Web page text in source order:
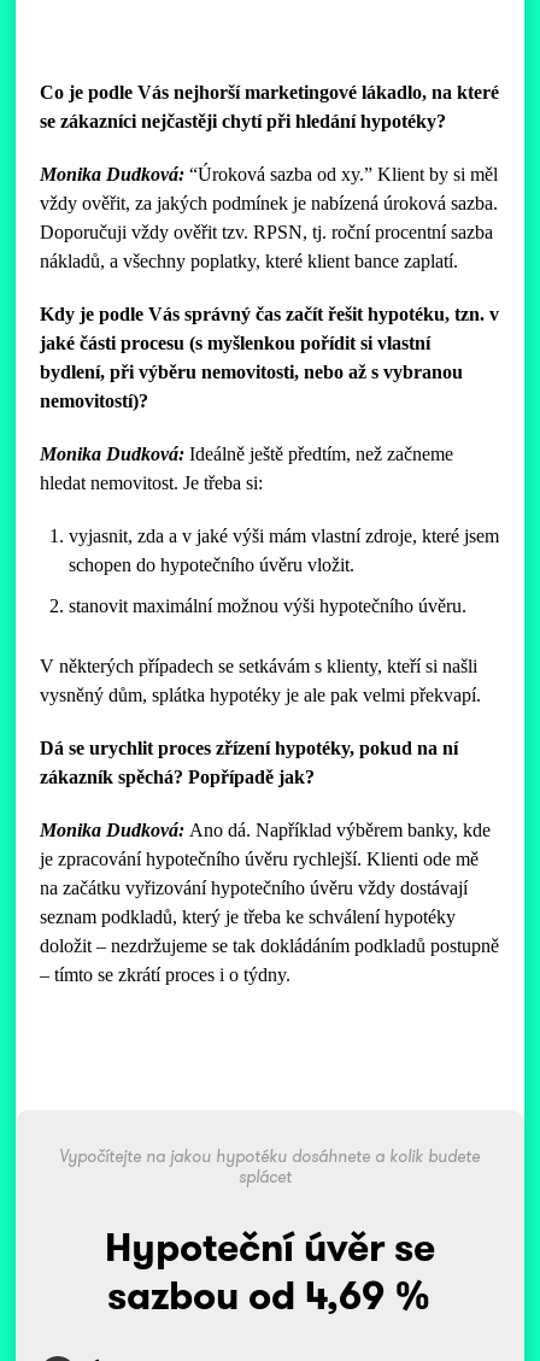
Co je podle Vás nejhorší marketingové lákadlo, na které
se zákazníci nejčastěji chytí při hledání hypotéky?
Monika Dudková:“Úroková sazba od xy.” Klient by si měl
vždy ověřit, za jakých podmínek je nabízená úroková sazba.
Doporučuji vždy ověřit tzv. RPSN, tj. roční procentní sazba
nákladů, a všechny poplatky, které klient bance zaplatí.
Kdy je podle Vás správný čas začít řešit hypotéku, tzn. v
jaké části procesu (s myšlenkou pořídit si vlastní
bydlení, při výběru nemovitosti, nebo až s vybranou
nemovitostí)?
Monika Dudková:Ideálně ještě předtím, než začneme
hledat nemovitost. Je třeba si:
vyjasnit, zda a v jaké výši mám vlastní zdroje, které jsem
schopen do hypotečního úvěru vložit.
stanovit maximální možnou výši hypotečního úvěru.
V některých případech se setkávám s klienty, kteří si našli
vysněný dům, splátka hypotéky je ale pak velmi překvapí.
Dá se urychlit proces zřízení hypotéky, pokud na ní
zákazník spěchá? Popřípadě jak?
Monika Dudková: Ano dá. Například výběrem banky, kde
je zpracování hypotečního úvěru rychlejší. Klienti ode mě
na začátku vyřizování hypotečního úvěru vždy dostávají
seznam podkladů, který je třeba ke schválení hypotéky
doložit – nezdržujeme se tak dokládáním podkladů postupně
– tímto se zkrátí proces i o týdny.
Vypočítejte na jakou hypotéku dosáhnete a kolik budete
splácet
Hypoteční úvěr se
sazbou od 4,69 %